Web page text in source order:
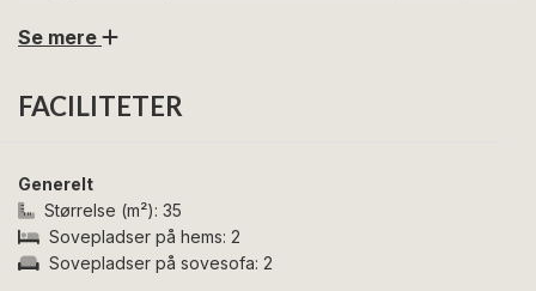
feriehus, der ligger i Svanekes stemningsfulde, små
specialbutikker - perfekt til en ferie, hvor det hele er
lige i nærheden.
Feriehuset er indrettet således:
Se mere
FACILITETER
Generelt
Størrelse (m²): 35
Sovepladser på hems: 2
Sovepladser på sovesofa: 2